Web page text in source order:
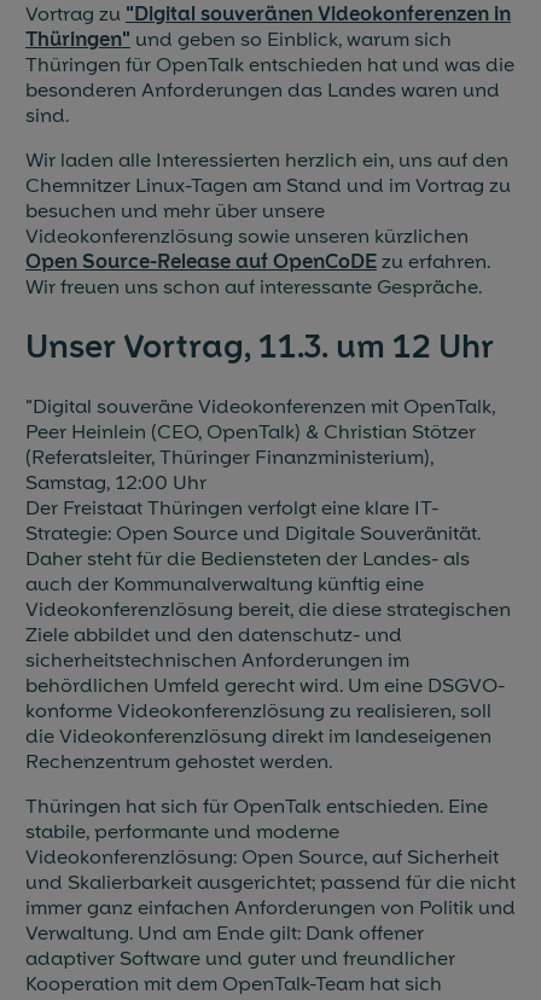
Vortrag zu "Digital souveränen Videokonferenzen in
Thüringen" und geben so Einblick, warum sich
Thüringen für OpenTalk entschieden hat und was die
besonderen Anforderungen das Landes waren und
sind.
Wir laden alle Interessierten herzlich ein, uns auf den
Chemnitzer Linux-Tagen am Stand und im Vortrag zu
besuchen und mehr über unsere
Videokonferenzlösung sowie unseren kürzlichen
Open Source-Release auf OpenCoDE zu erfahren.
Wir freuen uns schon auf interessante Gespräche.
Unser Vortrag, 11.3. um 12 Uhr
"Digital souveräne Videokonferenzen mit OpenTalk,
Peer Heinlein (CEO, OpenTalk) & Christian Stötzer
(Referatsleiter, Thüringer Finanzministerium),
Samstag, 12:00 Uhr
Der Freistaat Thüringen verfolgt eine klare IT-
Strategie: Open Source und Digitale Souveränität.
Daher steht für die Bediensteten der Landes- als
auch der Kommunalverwaltung künftig eine
Videokonferenzlösung bereit, die diese strategischen
Ziele abbildet und den datenschutz- und
sicherheitstechnischen Anforderungen im
behördlichen Umfeld gerecht wird. Um eine DSGVO-
konforme Videokonferenzlösung zu realisieren, soll
die Videokonferenzlösung direkt im landeseigenen
Rechenzentrum gehostet werden.
Thüringen hat sich für OpenTalk entschieden. Eine
stabile, performante und moderne
Videokonferenzlösung: Open Source, auf Sicherheit
und Skalierbarkeit ausgerichtet; passend für die nicht
immer ganz einfachen Anforderungen von Politik und
Verwaltung. Und am Ende gilt: Dank offener
adaptiver Software und guter und freundlicher
Kooperation mit dem OpenTalk-Team hat sich